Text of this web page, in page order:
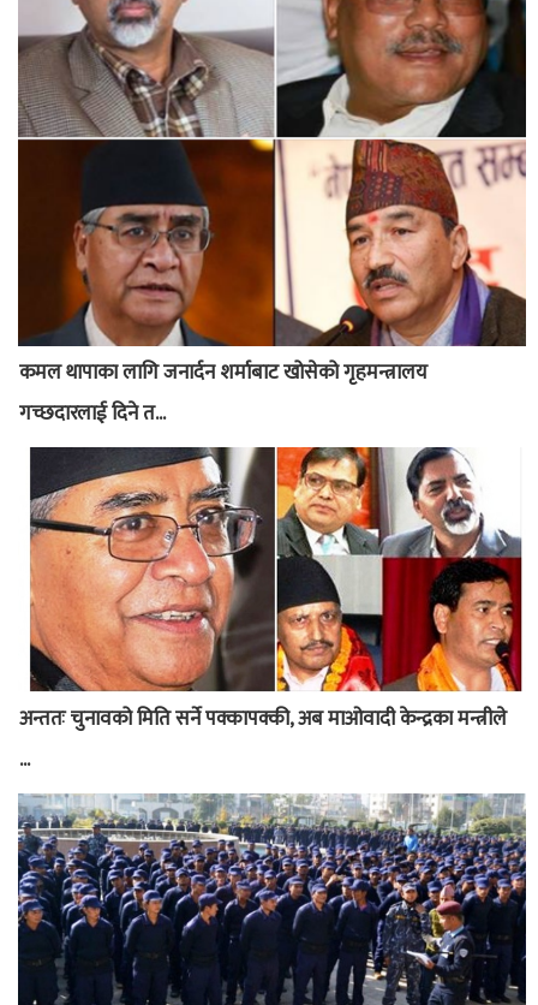
कमल थापाका लागि जनार्दन शर्माबाट खोसेको गृहमन्त्रालय
गच्छदारलाई दिने त...
अन्ततः चुनावको मिति सर्ने पक्कापक्की, अब माओवादी केन्द्रका मन्त्रीले
...